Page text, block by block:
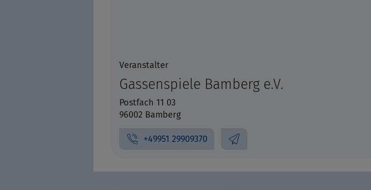
Veranstalter
Gassenspiele Bamberg e.V.
Postfach 11 03
96002 Bamberg
+49951 29909370